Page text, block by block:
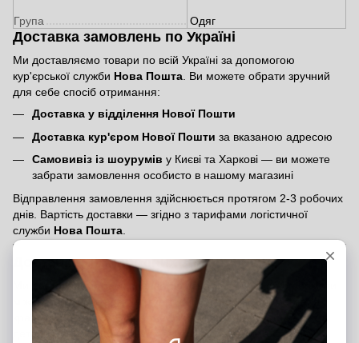
Група Одяг
Доставка замовлень по Україні
Ми доставляємо товари по всій Україні за допомогою
кур'єрської служби Нова Пошта. Ви можете обрати зручний
для себе спосіб отримання:
Доставка у відділення Нової Пошти
Доставка кур'єром Нової Пошти за вказаною адресою
Самовивіз із шоурумів у Києві та Харкові — ви можете
забрати замовлення особисто в нашому магазині
Відправлення замовлення здійснюється протягом 2-3 робочих
днів. Вартість доставки — згідно з тарифами логістичної
служби Нова Пошта
Доставка міжнародних замовлень
Ми доставляємо замовлення по всьому світу. Щоб оформити
міжнародне замовлення, вкажіть, будь ласка, у коментарях
країну отримувача. Менеджер зв’яжеться з вами та надасть
детальну інформацію щодо вартості доставки та строків.